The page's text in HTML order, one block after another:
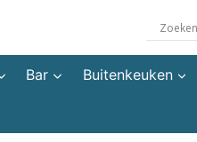
Bar Buitenkeuken